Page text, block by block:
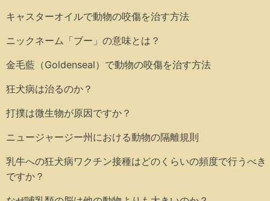
キャスターオイルで動物の咬傷を治す方法
ニックネーム「ブー」の意味とは？
金毛藍（Goldenseal）で動物の咬傷を治す方法
狂犬病は治るのか？
打撲は微生物が原因ですか？
ニュージャージー州における動物の隔離規則
乳牛への狂犬病ワクチン接種はどのくらいの頻度で行うべき
ですか？